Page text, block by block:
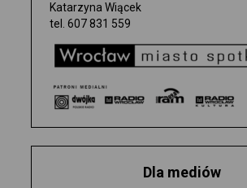
BILETY
Katarzyna Wiącek
tel.607 831 559
Dla mediów